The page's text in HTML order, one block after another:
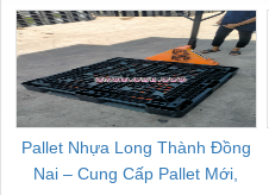
Pallet Nhựa Long Thành Đồng
Nai – Cung Cấp Pallet Mới,